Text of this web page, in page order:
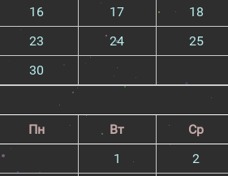
16
17 18
23
24 25
30
Пн
Вт Ср
1
2